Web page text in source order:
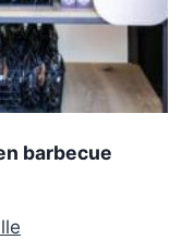
barbecue